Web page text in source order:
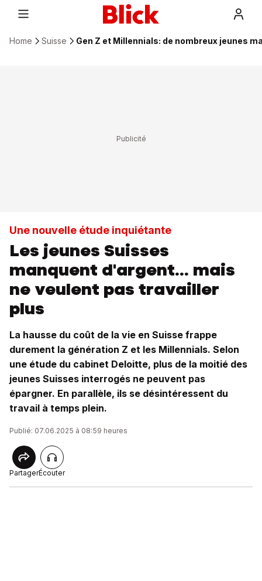
Home Suisse Gen Z et Millennials: de nombreux jeunes
Une nouvelle étude inquiétante
Les jeunes Suisses
manquent d'argent... mais
ne veulent pas travailler
plus
La hausse du coût de la vie en Suisse frappe
durement la génération Z et les Millennials. Selon
une étude du cabinet Deloitte, plus de la moitié des
jeunes Suisses interrogés ne peuvent pas
épargner. En parallèle, ils se désintéressent du
travail à temps plein.
Publié: 07.06.2025 à 08:59 heures
PartagerÉcouter